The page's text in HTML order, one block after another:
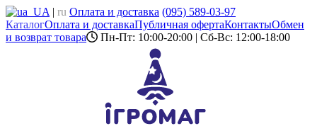
UA | ru Оплата и доставка (095) 589-03-97
КаталогОплата и доставкаПубличная офертаКонтактыОбмен
и возврат товара
Пн-Пт: 10:00-20:00 | Сб-Вс: 12:00-18:00